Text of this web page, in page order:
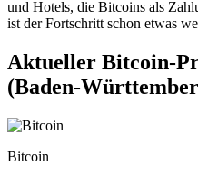
und Hotels, die Bitcoins als
ist der Fortschritt schon etwas
Aktueller Bitcoin-
(Baden-
Bitcoin